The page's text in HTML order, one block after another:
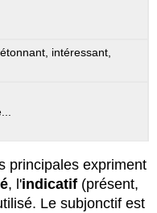
intéressant,
principales expriment
, l'indicatif (présent,
Le subjonctif est